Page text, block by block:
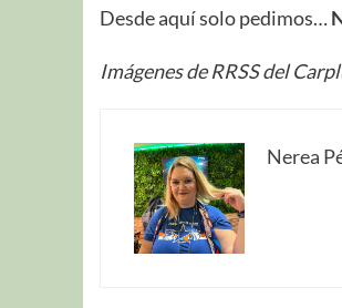
Desde aquí solo pedimos…
Imágenes de RRSS del
Nerea